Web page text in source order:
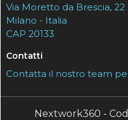
Via Moretto da Brescia, 22
Milano - Italia
CAP 20133
Contatti
Contatta il nostro team
Nextwork360 -